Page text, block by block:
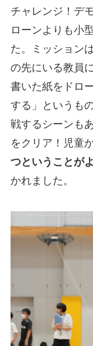
チャレンジ！デ
ローンよりも小
た。ミッション
の先にいる教員
書いた紙をドロ
する」というも
戦するシーンも
をクリア！児童
つということが
かれました。